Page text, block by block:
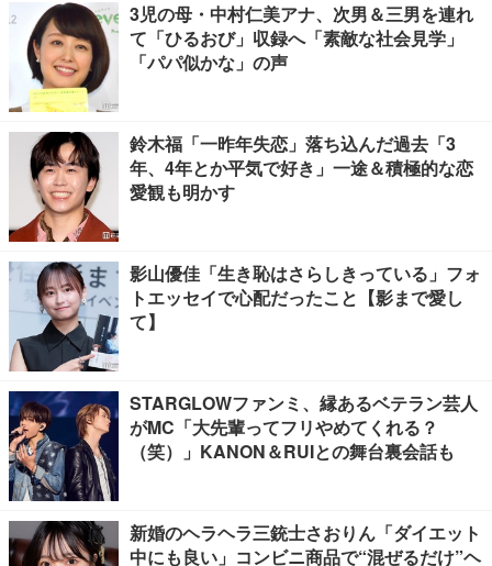
3児の母・中村仁美アナ、次男＆三男を連れ
て「ひるおび」収録へ「素敵な社会見学」
「パパ似かな」の声
鈴木福「一昨年失恋」落ち込んだ過去「3
年、4年とか平気で好き」一途＆積極的な恋
愛観も明かす
影山優佳「生き恥はさらしきっている」フォ
トエッセイで心配だったこと【影まで愛し
て】
STARGLOWファンミ、縁あるベテラン芸人
がMC「大先輩ってフリやめてくれる？
（笑）」KANON＆RUIとの舞台裏会話も
新婚のヘラヘラ三銃士さおりん「ダイエット
中にも良い」コンビニ商品で“混ぜるだけ”ヘ